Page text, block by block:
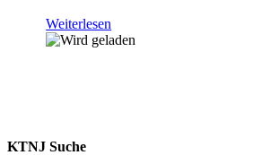
Weiterlesen
KTNJ Suche